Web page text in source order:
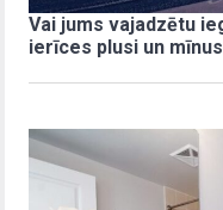
Vai jums vajadzētu
ierīces plusi un